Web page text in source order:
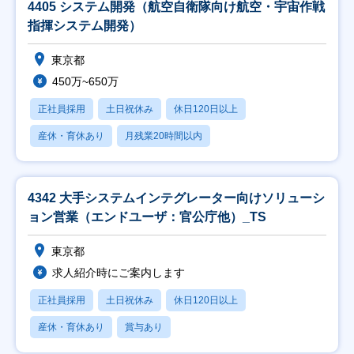
4405 システム開発（航空自衛隊向け航空・宇宙作戦
指揮システム開発）
東京都
450万~650万
正社員採用 土日祝休み 休日120日以上
産休・育休あり 月残業20時間以内
4342 大手システムインテグレーター向けソリューシ
ョン営業（エンドユーザ：官公庁他）_TS
東京都
求人紹介時にご案内します
正社員採用 土日祝休み 休日120日以上
産休・育休あり 賞与あり